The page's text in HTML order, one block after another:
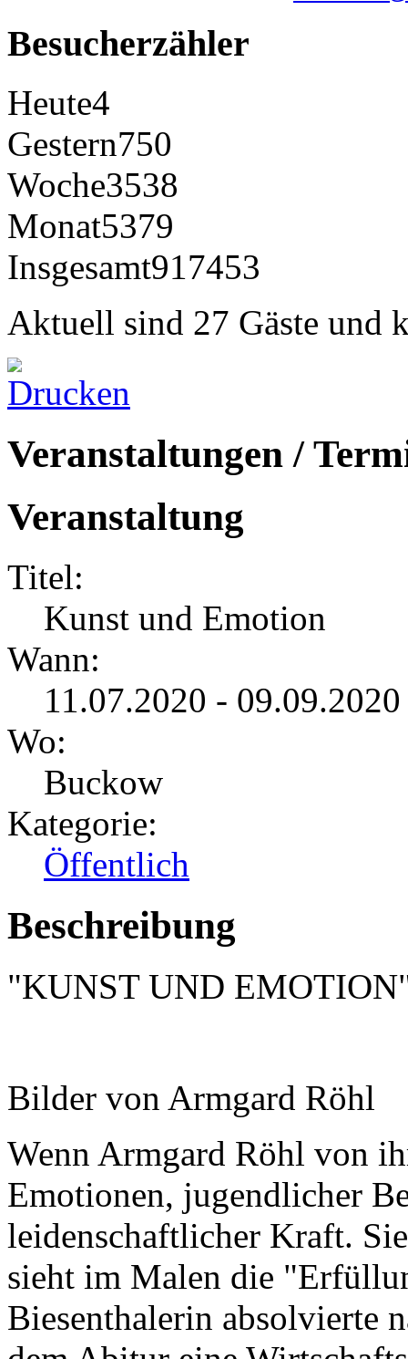
Besucherzähler
Heute4
Gestern750
Woche3538
Monat5379
Insgesamt917453
Aktuell sind 27 Gäste und
Veranstaltungen /
Veranstaltung
Titel:
Kunst und Emotion
Wann:
11.07.2020 -
Wo:
Buckow
Kategorie:
Öffentlich
Beschreibung
"KUNST UND
Bilder von Armgard Röhl
Wenn Armgard Röhl von
Emotionen, jugendlicher
leidenschaftlicher Kraft.
sieht im Malen die
Biesenthalerin absolvierte